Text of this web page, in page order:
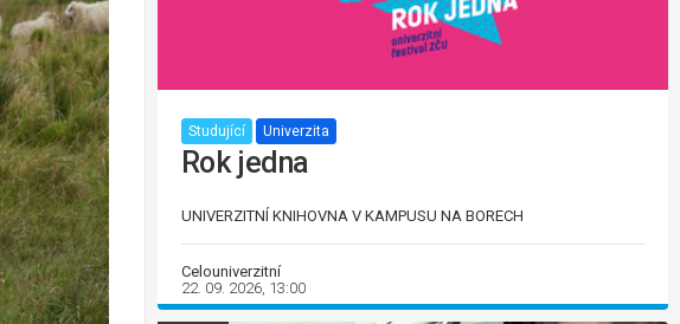
Studující Univerzita
Rok jedna
UNIVERZITNÍ KNIHOVNA V KAMPUSU NA BORECH
Celouniverzitní
22. 09. 2026, 13:00